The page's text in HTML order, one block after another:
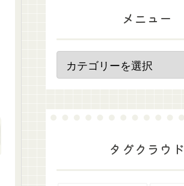
メニュー
タグクラウド